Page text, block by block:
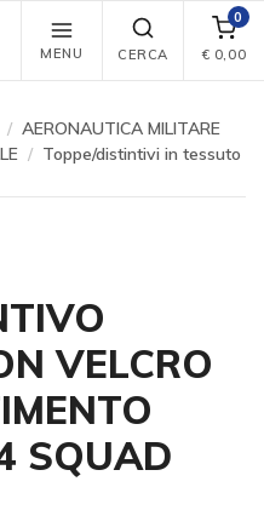
MENU CERCA
0
€ 0,00
AERONAUTICA MILITARE
Toppe/distintivi in tessuto
VELCRO
SQUAD